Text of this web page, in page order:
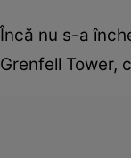
Încă nu s-a
Grenfell Tower,